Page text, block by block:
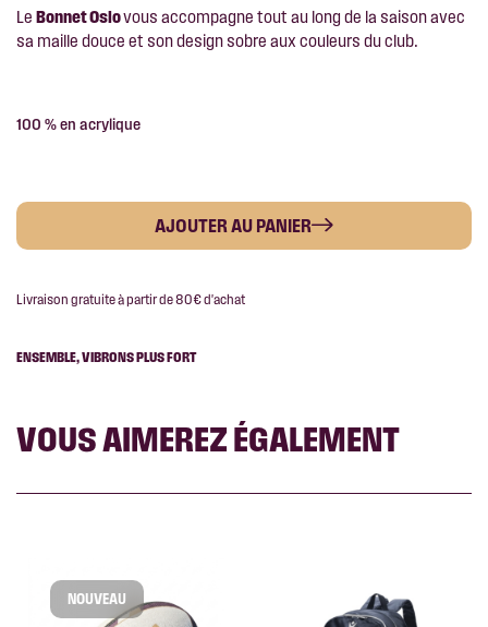
Le Bonnet Oslovous accompagne tout au long de la saison avec
sa maille douce et son design sobre aux couleurs du club.
100 % en acrylique
AJOUTER AU PANIER
Livraison gratuite à partir de 80€ d'achat
ENSEMBLE, VIBRONS PLUS FORT
VOUS AIMEREZ ÉGALEMENT
NOUVEAU